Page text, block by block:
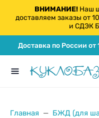
ВНИМАНИЕ!Наш
доставляем заказы от
и СДЭК
Доставка по России от
Главная
БЖД (для